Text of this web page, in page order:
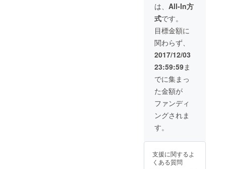
は、 All-In方
式です。
目標金額に
関わらず、
2017/12/03
23:59:59ま
でに集まっ
た金額が
ファンディ
ングされま
す。
支援に関するよ
くある質問